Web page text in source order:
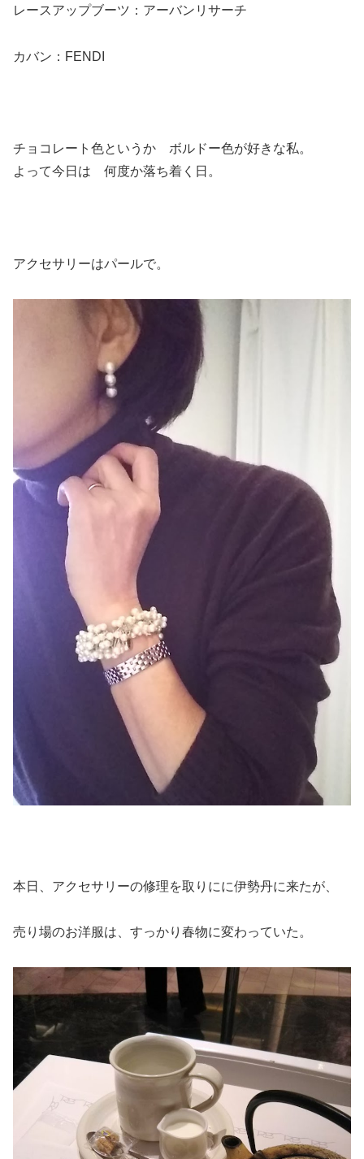
レースアップブーツ：アーバンリサーチ
カバン：FENDI
チョコレート色というか ボルドー色が好きな私。
よって今日は 何度か落ち着く日。
アクセサリーはパールで。
本日、アクセサリーの修理を取りにに伊勢丹に来たが、
売り場のお洋服は、すっかり春物に変わっていた。